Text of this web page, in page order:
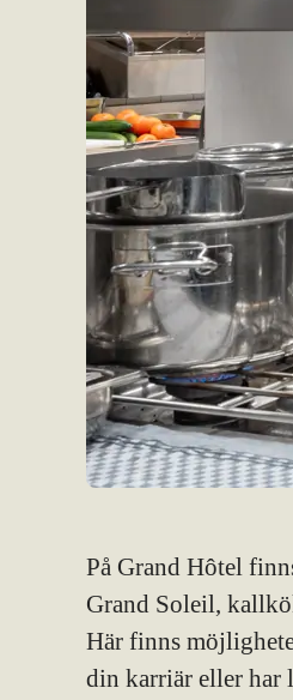
På Grand Hôtel
Grand Soleil,
Här finns
din karriär eller har